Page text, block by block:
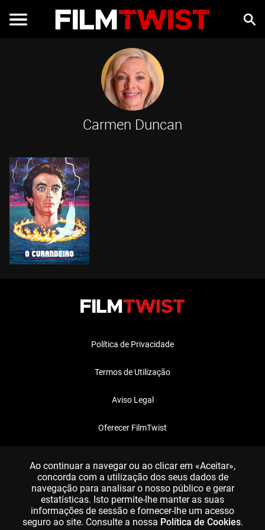
Carmen Duncan
Política de Privacidade
Termos de Utilização
Aviso Legal
Oferecer FilmTwist
Ao continuar a navegar ou ao clicar em «Aceitar»,
concorda com a utilização dos seus dados de
navegação para analisar o nosso público e gerar
estatísticas. Isto permite-lhe manter as suas
informações de sessão e fornecer-lhe um acesso
seguro ao site. Consulte a nossa Política de Cookies.